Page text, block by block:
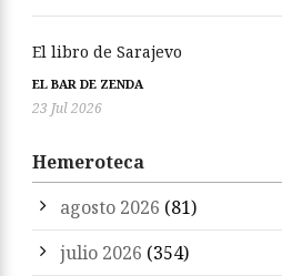
El libro de Sarajevo
EL BAR DE ZENDA
23 Jul 2026
Hemeroteca
agosto 2026 (81)
julio 2026 (354)